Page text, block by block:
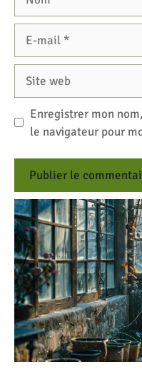
mail
web
Enregistrer mon
le navigateur pour